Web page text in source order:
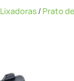
Lixadoras/Prato